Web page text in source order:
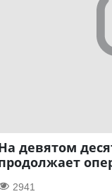
девятом
2941